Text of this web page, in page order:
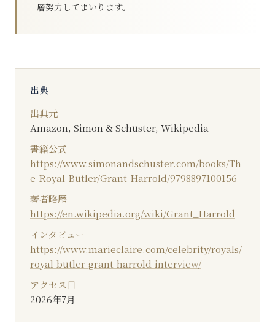
層努力してまいります。
出典
出典元
Amazon, Simon & Schuster, Wikipedia
書籍公式
https://www.simonandschuster.com/books/Th
e-Royal-Butler/Grant-Harrold/9798897100156
著者略歴
https://en.wikipedia.org/wiki/Grant_Harrold
インタビュー
https://www.marieclaire.com/celebrity/royals/
royal-butler-grant-harrold-interview/
アクセス日
2026年7月